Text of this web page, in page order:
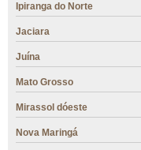
Ipiranga do Norte
Jaciara
Juína
Mato Grosso
Mirassol dóeste
Nova Maringá